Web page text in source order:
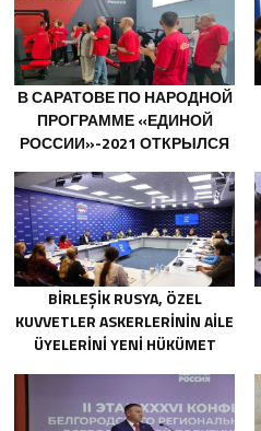
В САРАТОВЕ ПО НАРОДНОЙ
ПРОГРАММЕ «ЕДИНОЙ
РОССИИ»-2021 ОТКРЫЛСЯ
«НОВАЯ ВЫСОТА»
BIRLEŞIK RUSYA, ÖZEL
KUVVETLER ASKERLERININ AILE
ÜYELERINI YENI HÜKÜMET